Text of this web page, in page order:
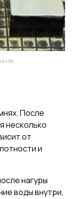
После
несколько
от
и
нагуры
воды внутри,